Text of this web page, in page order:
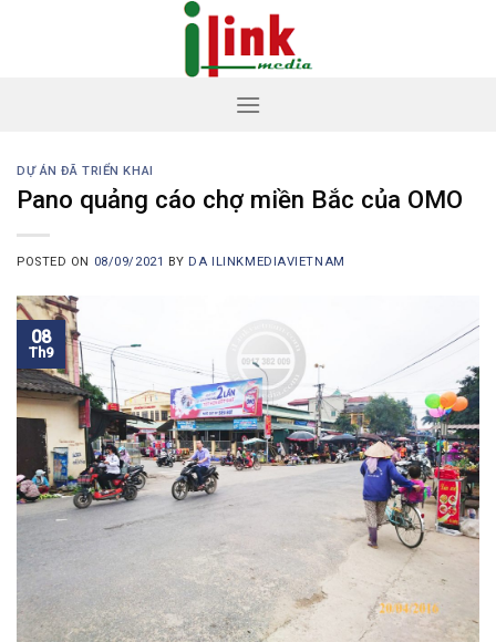
DỰ ÁN ĐÃ TRIỂN KHAI
Pano quảng cáo chợ miền Bắc của OMO
POSTED ON 08/09/2021 BY DA ILINKMEDIAVIETNAM
08
Th9